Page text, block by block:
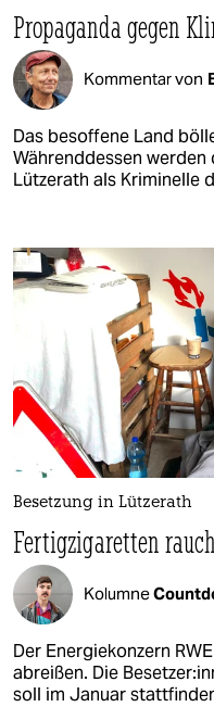
Propaganda gegen
Kommentar von
Das besoffene Land
Währenddessen werden
Lützerath als Kriminelle
Besetzung in Lützerath
Fertigzigaretten
Kolumne
Der Energiekonzern
abreißen. Die
soll im Januar